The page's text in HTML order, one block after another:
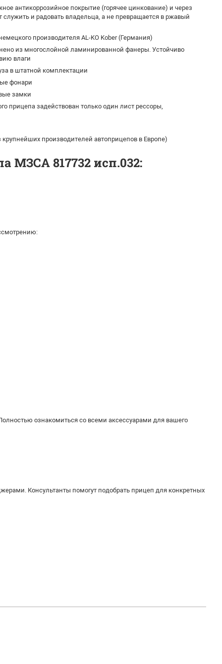
антикоррозийное покрытие (горячее цинкование) и через
служить и радовать владельца, а не превращается в ржавый
производителя AL-KO Kober (Германия)
из многослойной ламинированной фанеры. Устойчиво
влаги
в штатной комплектации
фонари
замки
прицепа задействован только один лист рессоры,
производителей автоприцепов в Европе)
МЗСА 817732 исп.032:
ознакомиться со всеми аксессуарами для вашего
Консультанты помогут подобрать прицеп для конкретных